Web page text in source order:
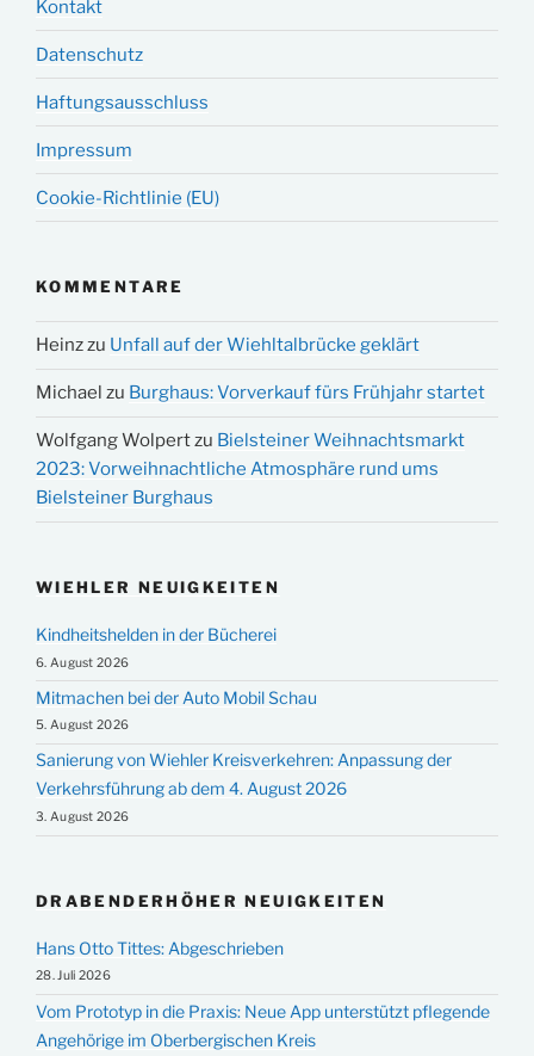
Kontakt
Datenschutz
Haftungsausschluss
Impressum
Cookie-Richtlinie (EU)
KOMMENTARE
Heinzzu Unfall auf der Wiehltalbrücke geklärt
Michael zu Burghaus: Vorverkauf fürs Frühjahr startet
Wolfgang Wolpertzu Bielsteiner Weihnachtsmarkt
2023: Vorweihnachtliche Atmosphäre rund ums
Bielsteiner Burghaus
WIEHLER NEUIGKEITEN
Kindheitshelden in der Bücherei
6. August 2026
Mitmachen bei der Auto Mobil Schau
5. August 2026
Sanierung von Wiehler Kreisverkehren: Anpassung der
Verkehrsführung ab dem 4. August 2026
3. August 2026
DRABENDERHÖHER NEUIGKEITEN
Hans Otto Tittes: Abgeschrieben
28. Juli 2026
Vom Prototyp in die Praxis: Neue App unterstützt pflegende
Angehörige im Oberbergischen Kreis